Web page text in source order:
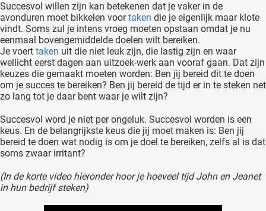
Succesvol willen zijn kan betekenen dat je vaker in de
avonduren moet bikkelen voortaken die je eigenlijk maar klote
vindt. Soms zul je intens vroeg moeten opstaan omdat je nu
eenmaal bovengemiddelde doelen wilt bereiken.
Je voert taken uit die niet leuk zijn, die lastig zijn en waar
wellicht eerst dagen aan uitzoek-werk aan vooraf gaan. Dat zijn
keuzes die gemaakt moeten worden: Ben jij bereid dit te doen
om je succes te bereiken? Ben jij bereid de tijd er in te steken net
zo lang tot je daar bent waar je wilt zijn?
Succesvol word je niet per ongeluk. Succesvol worden is een
keus. En de belangrijkste keus die jij moet maken is: Ben jij
bereid te doen wat nodig is om je doel te bereiken, zelfs al is dat
soms zwaar irritant?
(In de korte video hieronder hoor je hoeveel tijd John en Jeanet
in hun bedrijf steken)